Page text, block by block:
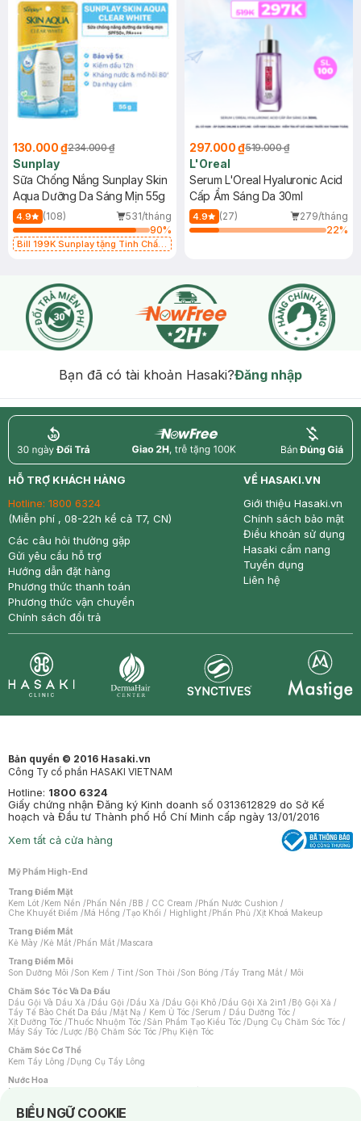
130.000 ₫234.000 ₫
Sunplay
Sữa Chống Nắng Sunplay Skin
Aqua Dưỡng Da Sáng Mịn 55g
4.9 (108)
531/tháng
90%
Bill 199K Sunplay tặng Tinh Chất
297.000 ₫519.000 ₫
L'Oreal
Serum L'Oreal Hyaluronic Acid
Cấp Ẩm Sáng Da 30ml
4.9 (27)
279/tháng
22%
Bạn đã có tài khoản Hasaki?Đăng nhập
return nowfree price
HỖ TRỢ KHÁCH HÀNG
Hotline: 1800 6324
(Miễn phí , 08-22h kể cả T7, CN)
Các câu hỏi thường gặp
Gửi yêu cầu hỗ trợ
Hướng dẫn đặt hàng
Phương thức thanh toán
Phương thức vận chuyển
Chính sách đổi trả
VỀ HASAKI.VN
Giới thiệu Hasaki.vn
Chính sách bảo mật
Điều khoản sử dụng
Hasaki cẩm nang
Tuyển dụng
Liên hệ
Bản quyền © 2016 Hasaki.vn
Công Ty cổ phần HASAKI VIETNAM
Hotline: 1800 6324
Giấy chứng nhận Đăng ký Kinh doanh số 0313612829 do Sở Kế
hoạch và Đầu tư Thành phố Hồ Chí Minh cấp ngày 13/01/2016
Xem tất cả cửa hàng
Mỹ Phẩm High-End
Trang Điểm Mặt
Kem Lót /Kem Nền /Phấn Nền /BB / CC Cream /Phấn Nước Cushion /
Che Khuyết Điểm /Má Hồng /Tạo Khối / Highlight /Phấn Phủ /Xịt Khoá Makeup
Trang Điểm Mắt
Kẻ Mày /Kẻ Mắt /Phấn Mắt /Mascara
Trang Điểm Môi
Son Dưỡng Môi /Son Kem / Tint /Son Thỏi /Son Bóng /Tẩy Trang Mắt / Môi
Chăm Sóc Tóc Và Da Đầu
Dầu Gội Và Dầu Xả /Dầu Gội /Dầu Xả /Dầu Gội Khô /Dầu Gội Xả 2in1 /Bộ Gội Xả /
Tẩy Tế Bào Chết Da Đầu /Mặt Nạ / Kem Ủ Tóc /Serum / Dầu Dưỡng Tóc /
Xịt Dưỡng Tóc /Thuốc Nhuộm Tóc /Sản Phẩm Tạo Kiểu Tóc /Dụng Cụ Chăm Sóc Tóc /
Máy Sấy Tóc /Lược /Bộ Chăm Sóc Tóc /Phụ Kiện Tóc
Chăm Sóc Cơ Thể
Kem Tẩy Lông /Dụng Cụ Tẩy Lông
Nước Hoa
Nước Hoa Nữ
BIỂU NGỮ COOKIE
Notice about cookies usage